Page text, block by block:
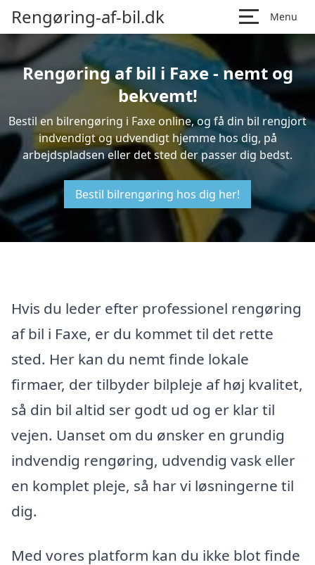
Rengøring-af-bil.dk Menu
Rengøring af bil i Faxe - nemt og
bekvemt!
Bestil en bilrengøring i Faxe online, og få din bil rengjort
indvendigt og udvendigt hjemme hos dig, på
arbejdspladsen eller det sted der passer dig bedst.
Bestil bilrengøring hos dig her!
Hvis du leder efter professionel rengøring
af bil i Faxe, er du kommet til det rette
sted. Her kan du nemt finde lokale
firmaer, der tilbyder bilpleje af høj kvalitet,
så din bil altid ser godt ud og er klar til
vejen. Uanset om du ønsker en grundig
indvendig rengøring, udvendig vask eller
en komplet pleje, så har vi løsningerne til
dig.
Med vores platform kan du ikke blot finde